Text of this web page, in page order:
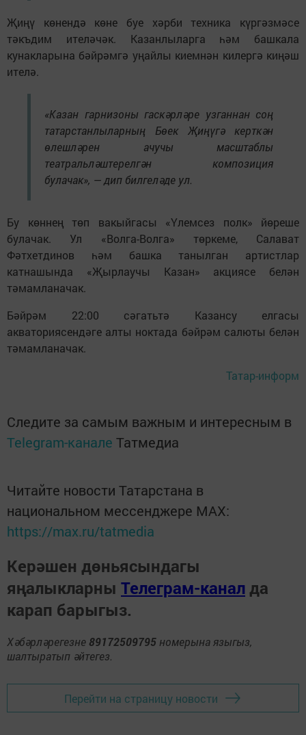
Җиңү көнендә көне буе хәрби техника күргәзмәсе
тәкъдим ителәчәк. Казанлыларга һәм башкала
кунакларына бәйрәмгә уңайлы киемнән килергә киңәш
ителә.
«Казан гарнизоны гаскәрләре узганнан соң
татарстанлыларның Бөек Җиңүгә керткән
өлешләрен ачучы масштаблы
театральләштерелгән композиция
булачак», — дип билгеләде ул.
Бу көннең төп вакыйгасы «Үлемсез полк» йөреше
булачак. Ул «Волга-Волга» төркеме, Салават
Фәтхетдинов һәм башка танылган артистлар
катнашында «Җырлаучы Казан» акциясе белән
тәмамланачак.
Бәйрәм 22:00 сәгатьтә Казансу елгасы
акваториясендәге алты ноктада бәйрәм салюты белән
тәмамланачак.
Татар-информ
Следите за самым важным и интересным в
Telegram-канале Татмедиа
Читайте новости Татарстана в
национальном мессенджере MАХ:
https://max.ru/tatmedia
Керәшен дөньясындагы
яңалыкларны Телеграм-канал да
карап барыгыз.
Хәбәрләрегезне 89172509795 номерына языгыз,
шалтыратып әйтегез.
Перейти на страницу новости